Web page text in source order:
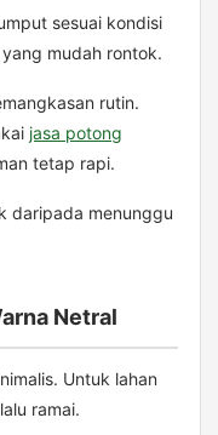
sesuai kondisi
mudah rontok.
rutin.
jasa potong
tetap rapi.
daripada menunggu
Netral
Untuk lahan
ramai.